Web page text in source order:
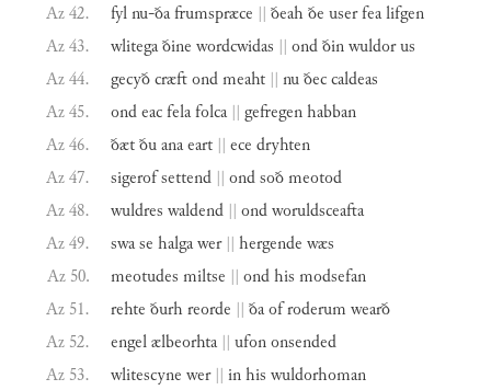
Az 42.
fylnu-ðafrumspræce || ðeah ðe userfealifgen
Az 43.
wlitegaðine wordcwidas || ondðinwuldorus
Az 44.
gecyðcræftondmeaht || nuðeccaldeas
Az 45.
ondeacfelafolca || gefregenhabban
Az 46.
ðætðuanaeart || ece dryhten
Az 47.
sigerofsettend || ondsoðmeotod
Az 48.
wuldres waldend || ondworuldsceafta
Az 49.
swase halgawer || hergende wæs
Az 50.
meotudes miltse || ondhis modsefan
Az 51.
rehte ðurh reorde || ðaofroderum wearð
Az 52.
engelælbeorhta || ufononsended
Az 53.
wlitescyne wer || inhis wuldorhoman